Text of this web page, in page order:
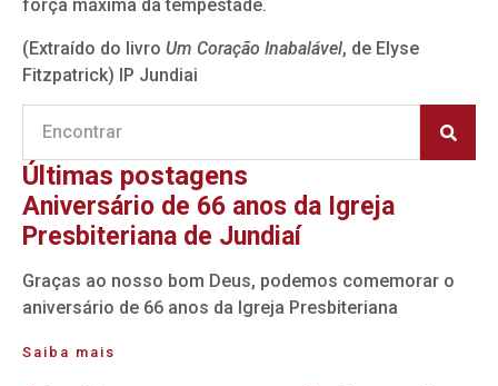
força máxima da tempestade.
(Extraído do livro Um Coração Inabalável, de Elyse
Fitzpatrick) IP Jundiai
Últimas postagens
Aniversário de 66 anos da Igreja
Presbiteriana de Jundiaí
Graças ao nosso bom Deus, podemos comemorar o
aniversário de 66 anos da Igreja Presbiteriana
Saiba mais